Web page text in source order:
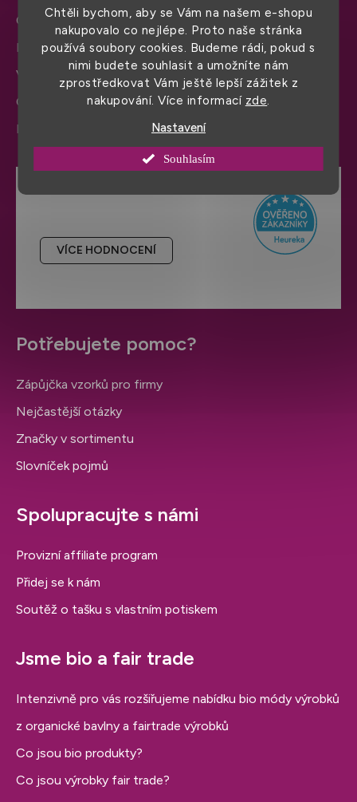
Chtěli bychom, aby se Vám na našem e-shopu
nakupovalo co nejlépe. Proto naše stránka
používá soubory cookies. Budeme rádi, pokud s
nimi budete souhlasit a umožníte nám
zprostředkovat Vám ještě lepší zážitek z
nakupování. Více informací zde.
Nastavení
Souhlasím
Hodnocení obchodu
VÍCE HODNOCENÍ
Obchodní podmínky
Doprava a platba
Výměna zboží a reklamace
Ochrana osobních údajů
Informace a nastavení cookies
Potřebujete pomoc?
Zápůjčka vzorků pro firmy
Nejčastější otázky
Značky v sortimentu
Slovníček pojmů
Spolupracujte s námi
Provizní affiliate program
Přidej se k nám
Soutěž o tašku s vlastním potiskem
Jsme bio a fair trade
Intenzivně pro vás rozšiřujeme nabídku bio módy výrobků
z organické bavlny a fairtrade výrobků
Co jsou bio produkty?
Co jsou výrobky fair trade?